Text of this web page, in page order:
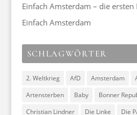
Einfach Amsterdam – die ersten
Einfach Amsterdam
SCHLAGWÖRTER
2. Weltkrieg AfD Amsterdam
Artensterben
Baby Bonner
Christian Lindner
Die Linke
Die